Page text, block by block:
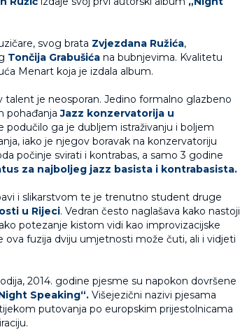
svog brata Zvjezdana Ružića,
Tončija Grabušića na bubnjevima. Kvalitetu
Menart koja je izdala album.
talent je neosporan. Jedino formalno glazbeno
pohađanjaJazz konzervatorija u
podučilo ga je dubljem istraživanju i boljem
iako je njegov boravak na konzervatoriju
počinje svirati i kontrabas, a samo 3 godine
za najboljeg jazz basista i kontrabasista.
i slikarstvom te je trenutno student druge
u Rijeci. Vedran često naglašava kako nastoji
potezanje kistom vidi kao improvizacijske
ova fuzija dviju umjetnosti može čuti, ali i vidjeti
2014. godine pjesme su napokon dovršene
Speaking“. Višejezični nazivi pjesama
putovanja po europskim prijestolnicama